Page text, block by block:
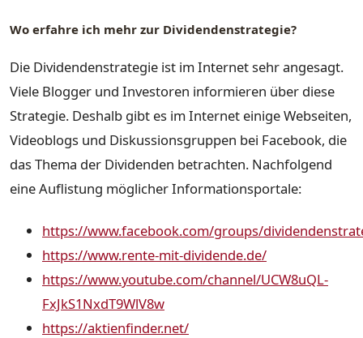
Wo erfahre ich mehr zur Dividendenstrategie?
Die Dividendenstrategie ist im Internet sehr angesagt.
Viele Blogger und Investoren informieren über diese
Strategie. Deshalb gibt es im Internet einige Webseiten,
Videoblogs und Diskussionsgruppen bei Facebook, die
das Thema der Dividenden betrachten. Nachfolgend
eine Auflistung möglicher Informationsportale:
https://www.facebook.com/groups/
https://www.rente-mit-dividende.de/
https://www.youtube.com/channel/UCW8uQL-
FxJkS1NxdT9WlV8w
https://aktienfinder.net/